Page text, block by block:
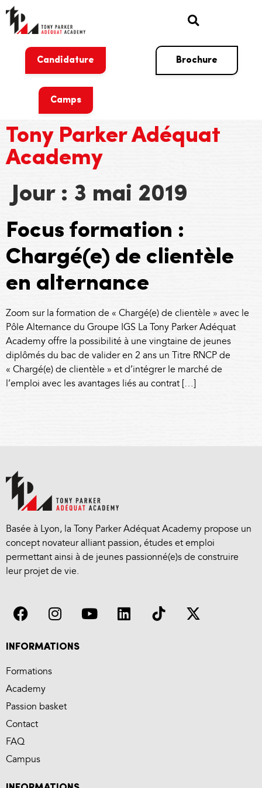
Candidature Brochure
Camps
Tony Parker Adéquat
Academy
Jour : 3 mai 2019
Focus formation :
Chargé(e) de clientèle
en alternance
Zoom sur la formation de « Chargé(e) de clientèle » avec le
Pôle Alternance du Groupe IGS La Tony Parker Adéquat
Academy offre la possibilité à une vingtaine de jeunes
diplômés du bac de valider en 2 ans un Titre RNCP de
« Chargé(e) de clientèle » et d’intégrer le marché de
l’emploi avec les avantages liés au contrat […]
Basée à Lyon, la Tony Parker Adéquat Academy propose un
concept novateur alliant passion, études et emploi
permettant ainsi à de jeunes passionné(e)s de construire
leur projet de vie.
INFORMATIONS
Formations
Academy
Passion basket
Contact
FAQ
Campus